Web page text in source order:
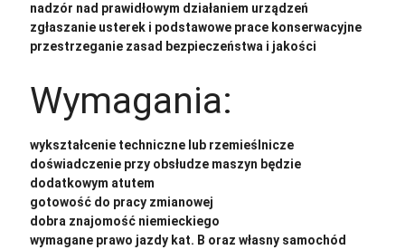
nadzór nad prawidłowym działaniem urządzeń
zgłaszanie usterek i podstawowe prace konserwacyjne
przestrzeganie zasad bezpieczeństwa i jakości
Wymagania:
wykształcenie techniczne lub rzemieślnicze
doświadczenie przy obsłudze maszyn będzie
dodatkowym atutem
gotowość do pracy zmianowej
dobra znajomość niemieckiego
wymagane prawo jazdy kat. B oraz własny samochód